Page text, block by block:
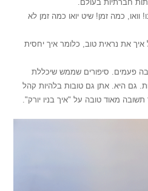
חברתיות בעולם.
כמה זמן! שיט יואו כמה זמן לא
את נראית טוב, כלומר איך יחסית
פעמים. סיפורים שממש שיכללת
גם היא. אתן גם טובות בלהיות קהל
מאוד טובה על "איך בניו יורק".